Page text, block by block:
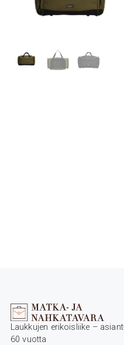
Laukkujen erikoisliike –
60 vuotta